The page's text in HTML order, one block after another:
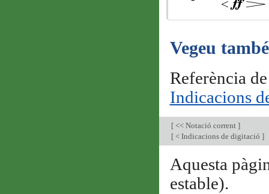
Vegeu també
Referència
Indicacions
[<< Notació corrent ]
[< Indicacions de digitació ]
Aquesta
estable).